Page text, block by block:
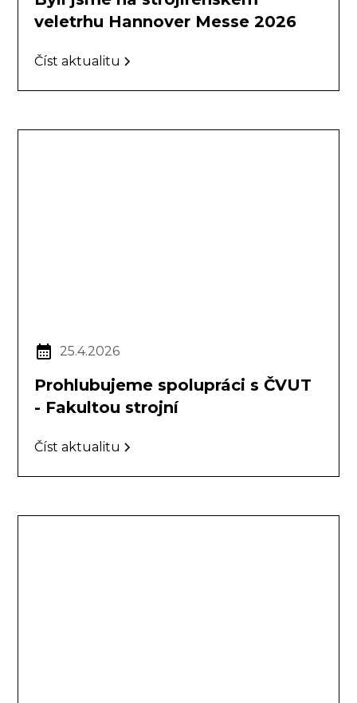
veletrhu Hannover Messe 2026
Číst aktualitu
25.4.2026
Prohlubujeme spolupráci s ČVUT
- Fakultou strojní
Číst aktualitu